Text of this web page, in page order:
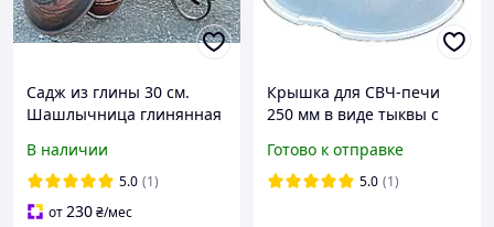
Садж из глины 30 см.
Шашлычница глинянная
В наличии
5.0 (1)
от230₴/мес
Крышка для СВЧ-печи
250 мм в виде тыквы с
Готово к отправке
5.0 (1)